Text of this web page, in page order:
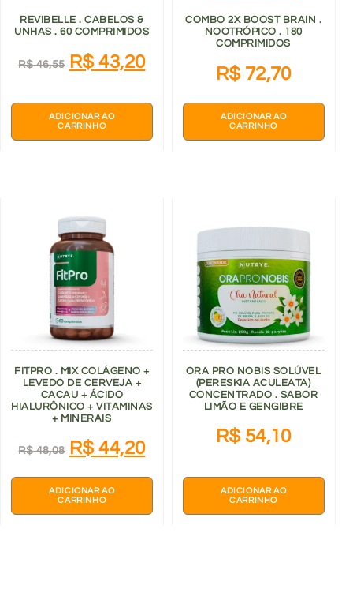
REVIBELLE . CABELOS &
UNHAS . 60 COMPRIMIDOS
R$46,55 R$43,20
ADICIONAR AO
CARRINHO
COMBO 2X BOOST BRAIN .
NOOTRÓPICO . 180
COMPRIMIDOS
R$72,70
ADICIONAR AO
CARRINHO
FITPRO . MIX COLÁGENO +
LEVEDO DE CERVEJA +
CACAU + ÁCIDO
HIALURÔNICO + VITAMINAS
+ MINERAIS
R$48,08 R$44,20
ADICIONAR AO
CARRINHO
ORA PRO NOBIS SOLÚVEL
(PERESKIA ACULEATA)
CONCENTRADO . SABOR
LIMÃO E GENGIBRE
R$54,10
ADICIONAR AO
CARRINHO